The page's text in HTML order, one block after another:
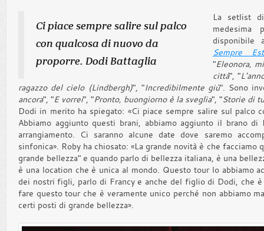
Ci piace sempre salire sul palco
con qualcosa di nuovo da
proporre. Dodi Battaglia
La setlist
medesima
disponibile
Sempre
"Eleonora,
città", "
ragazzo del cielo (Lindbergh)", "Incredibilmente giù". Sono
ancora", "E vorrei", "Pronto, buongiorno è la sveglia", "Storie di
Dodi in merito ha spiegato: «Ci piace sempre salire sul palco
Abbiamo aggiunto questi brani, abbiamo aggiunto il brano di
arrangiamento. Ci saranno alcune date dove saremo
sinfonica». Roby ha chiosato: «La grande novità è che
grande bellezza" e quando parlo di bellezza italiana, è una
è una location che è unica al mondo. Questo tour lo abbiamo
dei nostri figli, parlo di Francy e anche del figlio di Dodi, che
fare questo tour che è veramente unico perché non abbiamo
certi posti di grande bellezza».